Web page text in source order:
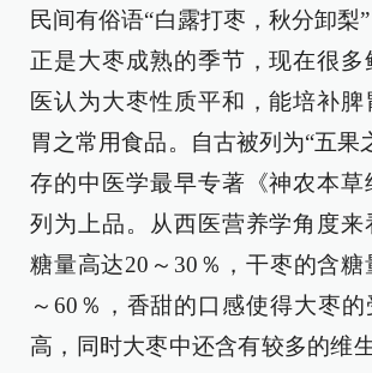
民间有俗语“白露打枣，秋分卸梨
正是大枣成熟的季节，现在很多
医认为大枣性质平和，能培补
胃之常用食品。自古被列为“五果
存的中医学最早专著《神农本草
列为上品。从西医营养学角度来
糖量高达20～30％，干枣的含糖
～60％，香甜的口感使得大枣
高，同时大枣中还含有较多的维